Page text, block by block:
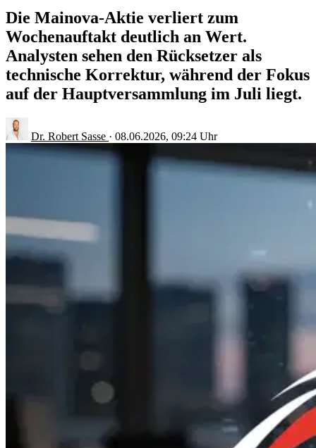
Die Mainova-Aktie verliert zum
Wochenauftakt deutlich an Wert.
Analysten sehen den Rücksetzer als
technische Korrektur, während der Fokus
auf der Hauptversammlung im Juli liegt.
Dr. Robert Sasse · 08.06.2026, 09:24 Uhr